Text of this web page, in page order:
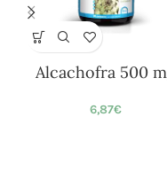
Alcachofra 500
6,87€